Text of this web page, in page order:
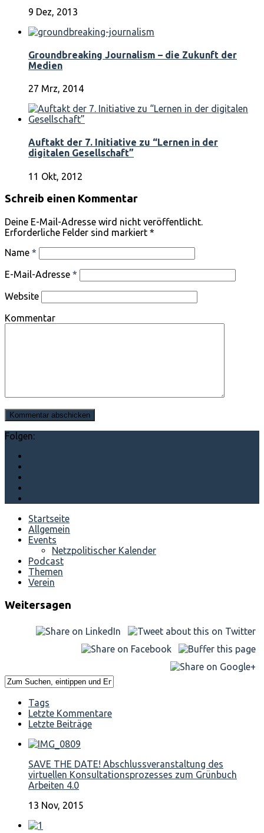
9 Dez, 2013
Groundbreaking Journalism – die Zukunft der
Medien
27 Mrz, 2014
Auftakt der 7. Initiative zu “Lernen in der
digitalen Gesellschaft”
11 Okt, 2012
Schreib einen Kommentar
Deine E-Mail-Adresse wird nicht veröffentlicht.
Erforderliche Felder sind markiert *
Name *
E-Mail-Adresse *
Website
Kommentar
Folgen:
Startseite
Allgemein
Events
Netzpolitischer Kalender
Podcast
Themen
Verein
Weitersagen
Tags
Letzte Kommentare
Letzte Beiträge
SAVE THE DATE! Abschlussveranstaltung des
virtuellen Konsultationsprozesses zum Grünbuch
Arbeiten 4.0
13 Nov, 2015